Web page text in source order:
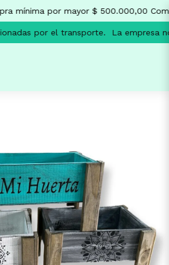
mínima por mayor $ 500.000,00
por el transporte. La empresa